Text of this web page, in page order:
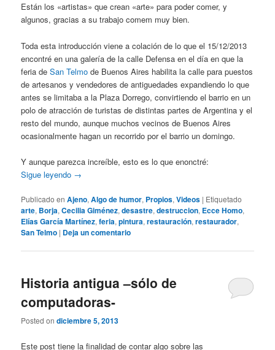
Están los «artistas» que crean «arte» para poder comer, y
algunos, gracias a su trabajo comem muy bien.
Toda esta introducción viene a colación de lo que el 15/12/2013
encontré en una galería de la calle Defensa en el día en que la
feria deSan Telmo de Buenos Aires habilita la calle para puestos
de artesanos y vendedores de antiguedades expandiendo lo que
antes se limitaba a la Plaza Dorrego, convirtiendo el barrio en un
polo de atracción de turistas de distintas partes de Argentina y el
resto del mundo, aunque muchos vecinos de Buenos Aires
ocasionalmente hagan un recorrido por el barrio un domingo.
Y aunque parezca increíble, esto es lo que enonctré:
Sigue leyendo →
Publicado en Ajeno,Algo de humor, Propios,Videos | Etiquetado
arte, Borja,Cecilia Giménez,desastre,destruccion, Ecce Homo,
Elías García Martínez,feria,pintura,restauración,restaurador,
San Telmo | Deja un comentario
Historia antigua –sólo de
computadoras-
Posted ondiciembre 5, 2013
Este post tiene la finalidad de contar algo sobre las